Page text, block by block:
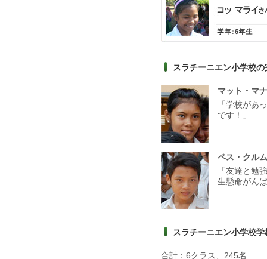
スラチーニエン小学校
マット・マ
「学校があ
です！」
ペス・クル
「友達と勉
生懸命がん
スラチーニエン小学校学
合計：6クラス、245名